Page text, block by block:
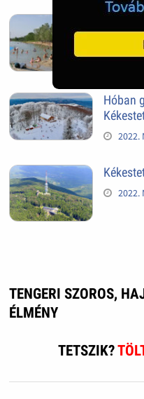
Hóban
2022.
2022.
TENGERI SZOROS,
ÉLMÉNY
TETSZIK?